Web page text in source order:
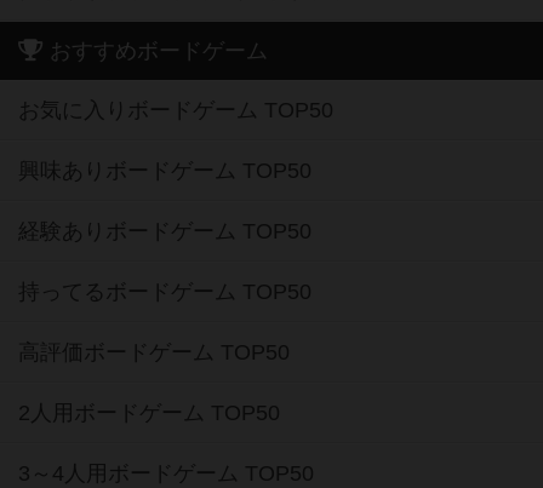
おすすめボードゲーム
お気に入りボードゲーム TOP50
興味ありボードゲーム TOP50
経験ありボードゲーム TOP50
持ってるボードゲーム TOP50
高評価ボードゲーム TOP50
2人用ボードゲーム TOP50
3～4人用ボードゲーム TOP50